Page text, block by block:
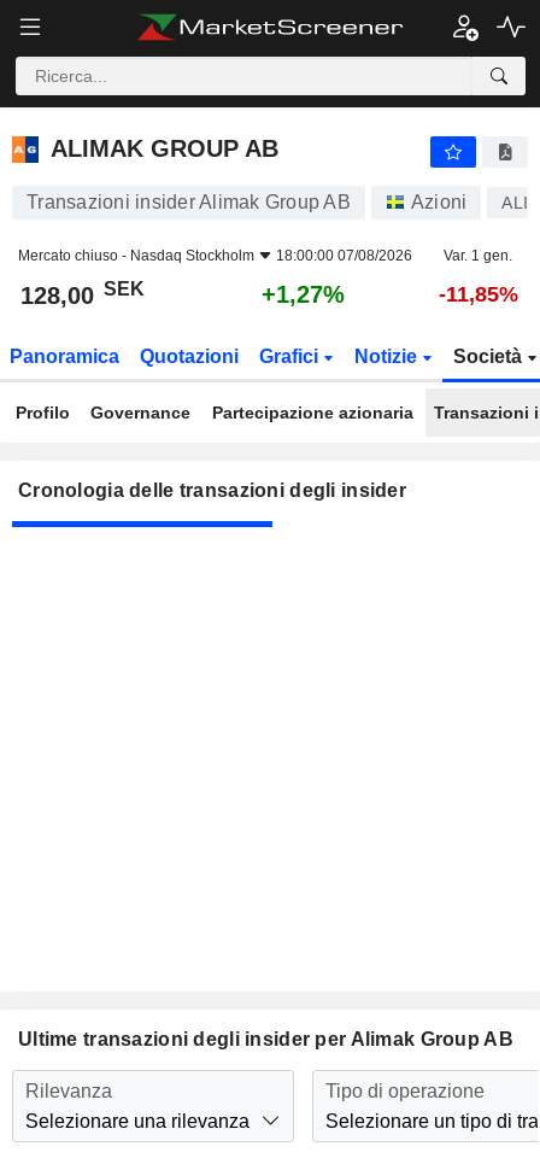
ALIMAK GROUP AB
ALIMAK GROUP AB
Transazioni insider Alimak Group AB Azioni
Mercato chiuso - Nasdaq Stockholm 18:00:00 07/08/2026 Var. 1 gen.
128,00 SEK +1,27% -11,85%
Panoramica Quotazioni Grafici Notizie Società
Profilo Governance Partecipazione azionaria Transazioni
Cronologia delle transazioni degli insider
Ultime transazioni degli insider per Alimak Group AB
Rilevanza
Selezionare una rilevanza
Tipo di operazione
Selezionare un tipo di